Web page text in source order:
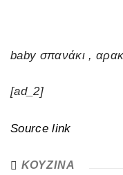
baby σπανάκι ,
[ad_2]
Source link
ΚΟΥΖΙΝΑ